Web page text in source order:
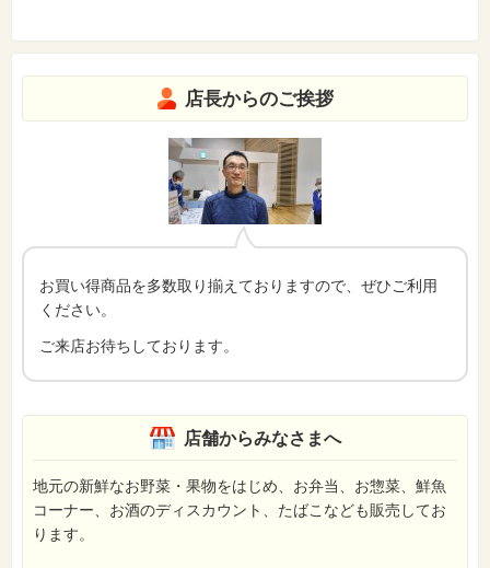
店長からのご挨拶
お買い得商品を多数取り揃えておりますので、ぜひご利用
ください。
ご来店お待ちしております。
店舗からみなさまへ
地元の新鮮なお野菜・果物をはじめ、お弁当、お惣菜、鮮魚
コーナー、お酒のディスカウント、たばこなども販売してお
ります。